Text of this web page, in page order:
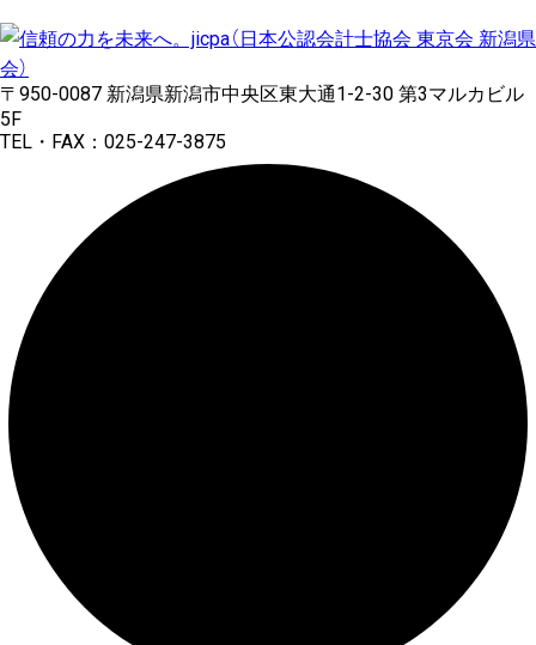
〒950-0087 新潟県新潟市中央区東大通1-2-30 第3マルカビル
5F
TEL・FAX：025-247-3875